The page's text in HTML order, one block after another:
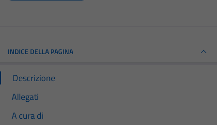
INDICE DELLA PAGINA
Descrizione
Allegati
A cura di